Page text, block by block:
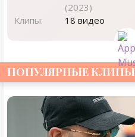
(2023)
Клипы:
18 видео
ПОПУЛЯРНЫЕ КЛИПЫ